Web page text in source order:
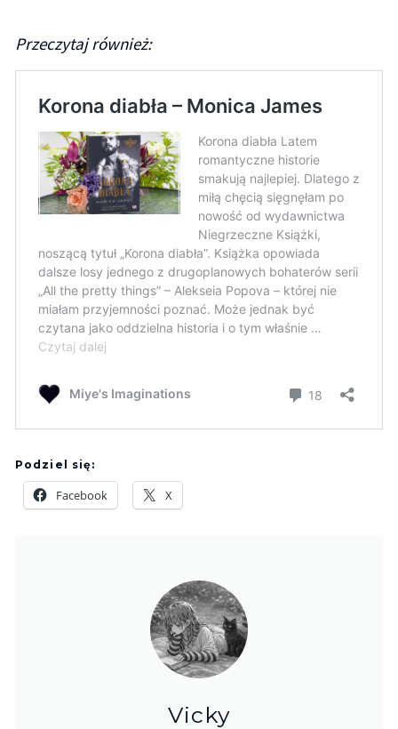
Przeczytaj również:
Podziel się:
Facebook X
Vicky